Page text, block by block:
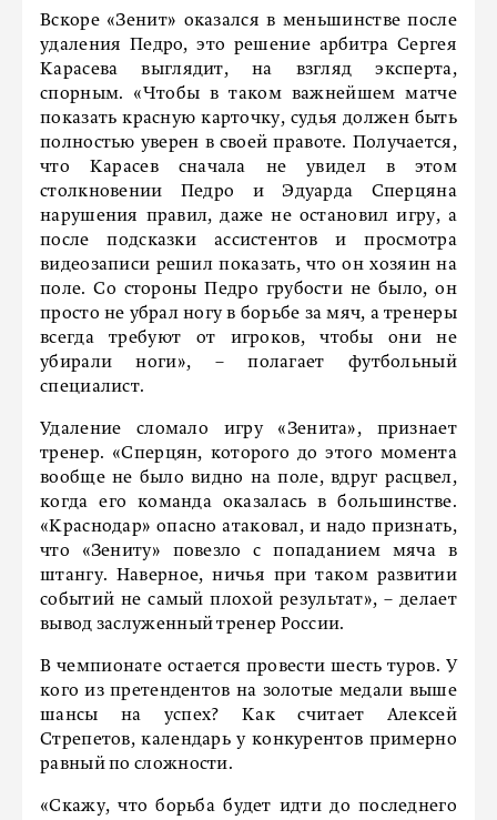
Вскоре «Зенит» оказался в меньшинстве после
удаления Педро, это решение арбитра Сергея
Карасева выглядит, на взгляд эксперта,
спорным. «Чтобы в таком важнейшем матче
показать красную карточку, судья должен быть
полностью уверен в своей правоте. Получается,
что Карасев сначала не увидел в этом
столкновении Педро и Эдуарда Сперцяна
нарушения правил, даже не остановил игру, а
после подсказки ассистентов и просмотра
видеозаписи решил показать, что он хозяин на
поле. Со стороны Педро грубости не было, он
просто не убрал ногу в борьбе за мяч, а тренеры
всегда требуют от игроков, чтобы они не
убирали ноги», – полагает футбольный
специалист.
Удаление сломало игру «Зенита», признает
тренер. «Сперцян, которого до этого момента
вообще не было видно на поле, вдруг расцвел,
когда его команда оказалась в большинстве.
«Краснодар» опасно атаковал, и надо признать,
что «Зениту» повезло с попаданием мяча в
штангу. Наверное, ничья при таком развитии
событий не самый плохой результат», – делает
вывод заслуженный тренер России.
В чемпионате остается провести шесть туров. У
кого из претендентов на золотые медали выше
шансы на успех? Как считает Алексей
Стрепетов, календарь у конкурентов примерно
равный по сложности.
«Скажу, что борьба будет идти до последнего